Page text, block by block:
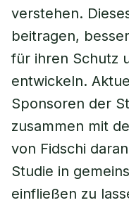
verstehen.
beitragen,
für ihren Schutz
entwickeln.
Sponsoren der
zusammen mit
von Fidschi
Studie in
einfließen zu